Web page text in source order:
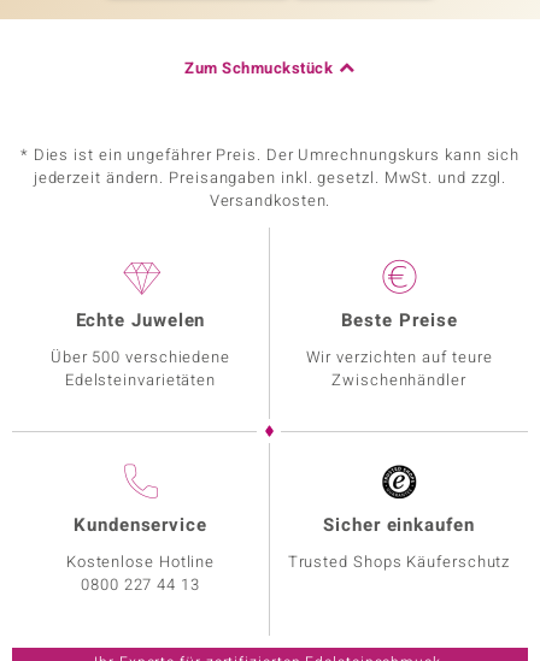
Zum Schmuckstück
* Dies ist ein ungefährer Preis. Der Umrechnungskurs kann sich
jederzeit ändern. Preisangaben inkl. gesetzl. MwSt. und zzgl.
Versandkosten.
Echte Juwelen
Über 500 verschiedene
Edelsteinvarietäten
Beste Preise
Wir verzichten auf teure
Zwischenhändler
Kundenservice
Kostenlose Hotline
0800 227 44 13
Sicher einkaufen
Trusted Shops Käuferschutz